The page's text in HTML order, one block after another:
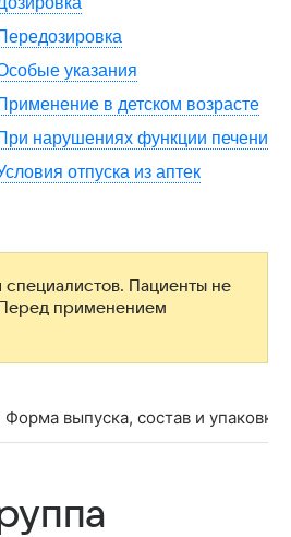
указания
в детском возрасте
нарушениях функции печени
отпуска из аптек
Пациенты не
Перед применением
Форма выпуска, состав и упаковка